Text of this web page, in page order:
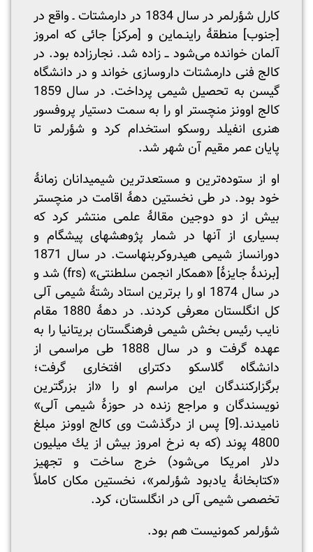
کارل شؤرلمر در سال 1834 در دارمشتات ـ واقع در
[جنوب] منطقۀ راینـماین و [مرکز] جائی که امروز
آلمان خوانده می‌شود ــ زاده شد. نجارزاده بود. در
کالج فنی دارمشتات داروسازی خواند و در دانشگاه
گیسن به تحصیل شیمی پرداخت. در سال 1859
کالج اوونز منچستر او را به سمت دستیار پروفسور
هنری انفیلد روسکو استخدام کرد و شؤرلمر تا
پایان عمر مقیم آن شهر شد.
او از ستوده‌ترین و مستعدترین شیمیدانان زمانۀ
خود بود. در طی نخستین دهۀ اقامت در منچستر
بیش از دو دوجین مقالۀ علمی منتشر کرد که
بسیاری از آنها در شمار پژوهشهای پیشگام و
دورانساز شیمی هیدروکربنهاست. در سال 1871
[برندۀ جایزۀ] «همکار انجمن سلطنتی» (frs) شد و
در سال 1874 او را برترین استاد رشتۀ شیمی آلی
کل انگلستان معرفی کردند. در دهۀ 1880 مقام
نایب رئیس بخش شیمی فرهنگستان بریتانیا را به
عهده گرفت و در سال 1888 طی مراسمی از
دانشگاه گلاسکو دکترای افتخاری گرفت؛
برگزارکنندگان این مراسم او را «از بزرگترین
نویسندگان و مراجع زنده در حوزۀ شیمی آلی»
نامیدند.[9]
پس از درگذشت وی کالج اوونز مبلغ
4800 پوند (که به نرخ امروز بیش از یك میلیون
دلار امریکا می‌شود) خرج ساخت و تجهیز
«کتابخانۀ یادبود شؤرلمر»، نخستین مکان کاملاً
تخصصی شیمی آلی در انگلستان، کرد.
شؤرلمر کمونیست هم بود.